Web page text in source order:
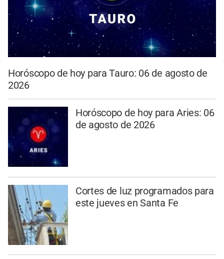
Horóscopo de hoy para Tauro: 06 de agosto de
2026
Horóscopo de hoy para Aries: 06
de agosto de 2026
Cortes de luz programados para
este jueves en Santa Fe